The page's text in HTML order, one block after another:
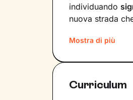
individuando
nuova strada
costruzione di
potrebbero
Mostra di più
Curriculum